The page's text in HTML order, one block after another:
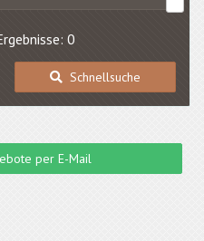
0
Schnellsuche
per E-Mail